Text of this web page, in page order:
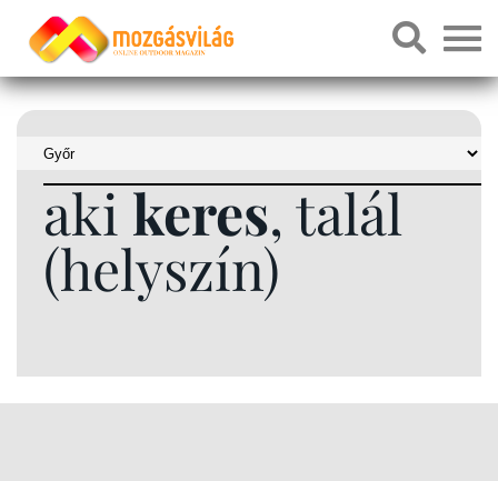
aki keres, talál
(helyszín)